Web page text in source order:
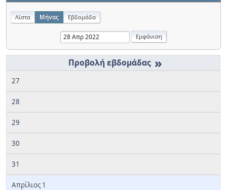
Λίστα Μήνας Εβδομάδα
»
27
28
29
30
31
Απρίλιος 1